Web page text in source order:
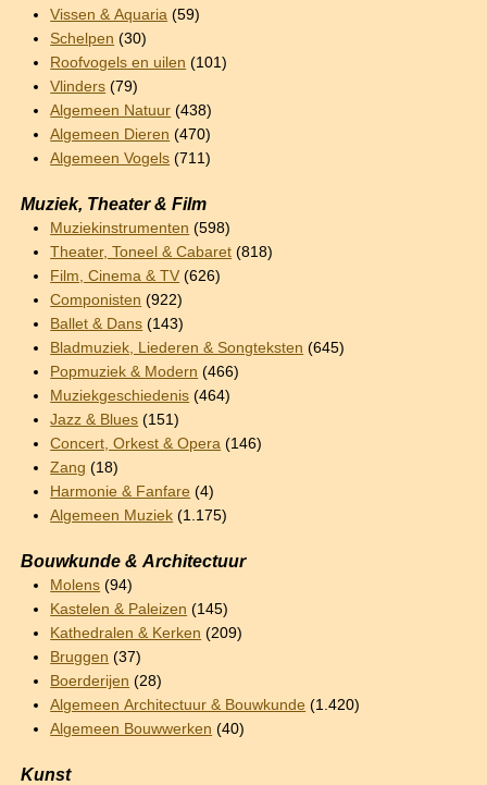
Vissen & Aquaria (59)
Schelpen (30)
Roofvogels en uilen (101)
Vlinders (79)
Algemeen Natuur (438)
Algemeen Dieren (470)
Algemeen Vogels (711)
Muziek, Theater & Film
Muziekinstrumenten (598)
Theater, Toneel & Cabaret (818)
Film, Cinema & TV (626)
Componisten (922)
Ballet & Dans (143)
Bladmuziek, Liederen & Songteksten (645)
Popmuziek & Modern (466)
Muziekgeschiedenis (464)
Jazz & Blues (151)
Concert, Orkest & Opera (146)
Zang (18)
Harmonie & Fanfare (4)
Algemeen Muziek (1.175)
Bouwkunde & Architectuur
Molens (94)
Kastelen & Paleizen (145)
Kathedralen & Kerken (209)
Bruggen (37)
Boerderijen (28)
Algemeen Architectuur & Bouwkunde (1.420)
Algemeen Bouwwerken (40)
Kunst